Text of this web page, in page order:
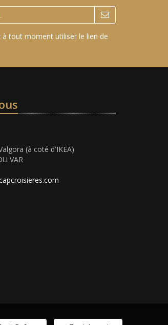
à tout moment utiliser le lien de
(à coté d'IKEA)
VAR